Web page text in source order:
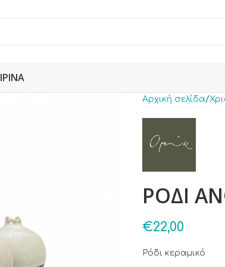
Αρχική σελίδα
ΡΟΔΙ
€22,00
Ρόδι κεραμικό